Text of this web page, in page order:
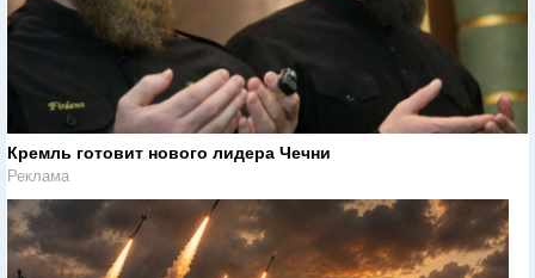
Кремль готовит нового лидера Чечни
Реклама